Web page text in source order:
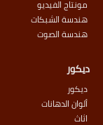
مونتاج الفيديو
هندسة الشبكات
هندسة الصوت
ديكور
ديكور
ألوان الدهانات
اثاث